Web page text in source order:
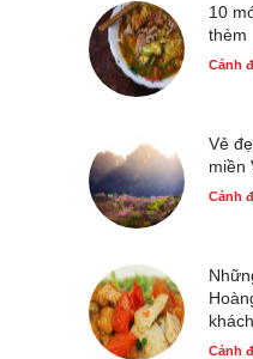
10
thèm
Cảnh
Vẻ
miền
Cảnh
khách
Cảnh